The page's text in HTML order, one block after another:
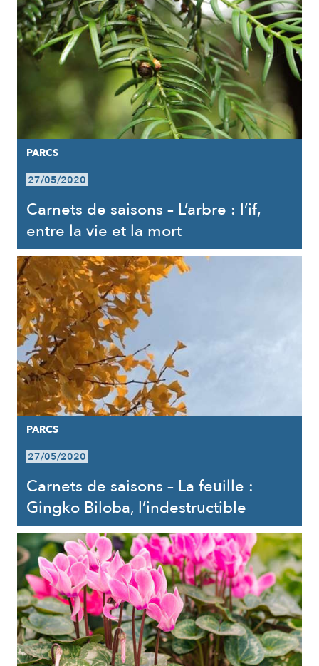
PARCS
27/05/2020
Carnets de saisons – L’arbre : l’if,
entre la vie et la mort
PARCS
27/05/2020
Carnets de saisons – La feuille :
Gingko Biloba, l’indestructible